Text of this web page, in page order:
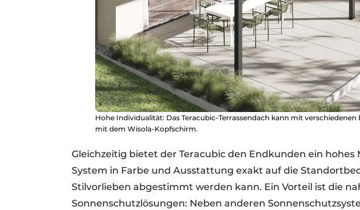
Hohe Individualität: Das Teracubic-Terrassendach kann mit
mit dem Wisola-Kopfschirm.
Gleichzeitig bietet der Teracubic den Endkunden ein hohes
System in Farbe und Ausstattung exakt auf die
Stilvorlieben abgestimmt werden kann. Ein Vorteil ist die
Sonnenschutzlösungen: Neben anderen